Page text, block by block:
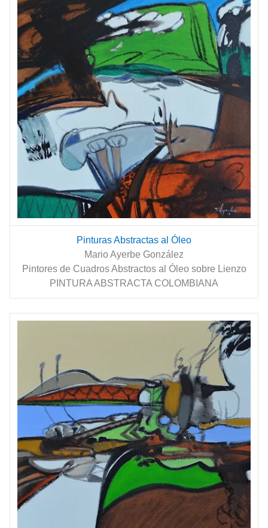
Pinturas Abstractas al Óleo
Mario Ayerbe González
Pintores de Cuadros Abstractos al Óleo sobre Lienzo
PINTURA ABSTRACTA COLOMBIANA